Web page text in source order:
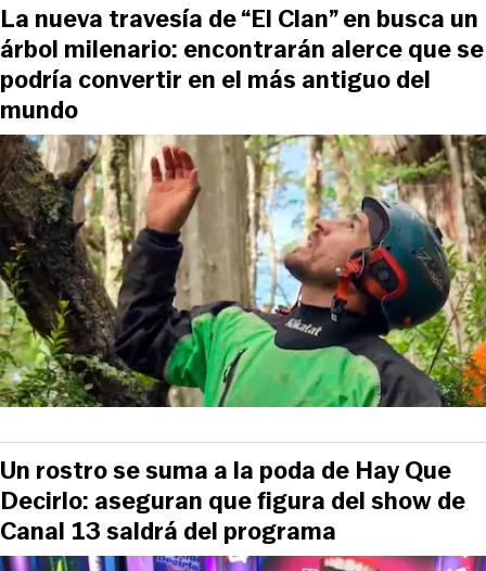
La nueva travesía de “El Clan” en busca un
árbol milenario: encontrarán alerce que se
podría convertir en el más antiguo del
mundo
Un rostro se suma a la poda de Hay Que
Decirlo: aseguran que figura del show de
Canal 13 saldrá del programa